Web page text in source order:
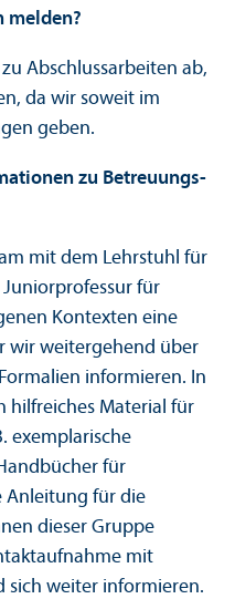
melden?
Abschlussarbeiten ab,
da wir soweit im
geben.
zu Betreuungs­
mit dem Lehr­stuhl für
für
Kontexten eine
wir weitergehend über
informieren. In
hilfreiches Material für
exemplarische
für
Anleitung für die
dieser Gruppe
mit
sich weiter informieren.